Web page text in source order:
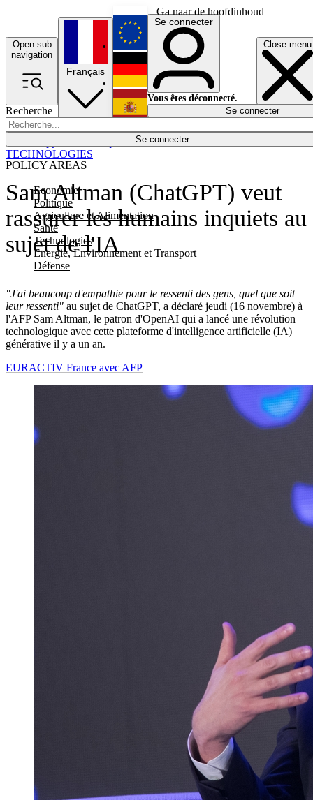
Ga naar de hoofdinhoud
Open sub
navigation
Close menu
Recherche
Se connecter
POLICY AREAS
Economie
Politique
Agriculture et Alimentation
Santé
Technologies
Energie, Environnement et Transport
Défense
Économie
Français
English
Deutsch
Español
Se connecter
Vous êtes déconnecté.
Se connecter
Sam Altman (ChatGPT) veut
rassurer les humains inquiets au
sujet de l'IA
"J'ai beaucoup d'empathie pour le ressenti des gens, quel que soit
leur ressenti" au sujet de ChatGPT, a déclaré jeudi (16 novembre) à
l'AFP Sam Altman, le patron d'OpenAI qui a lancé une révolution
technologique avec cette plateforme d'intelligence artificielle (IA)
générative il y a un an.
TECHNOLOGIES
EURACTIV France avec AFP